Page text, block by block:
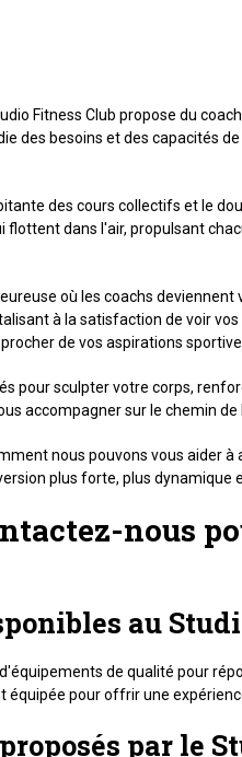
Fitness Club propose du
besoins et des capacités
des cours collectifs et le
dans l'air, propulsant
où les coachs
à la satisfaction de voir
de vos aspirations
pour sculpter votre corps,
accompagner sur le chemin de
nous pouvons vous aider
plus forte, plus dynamique
nous
au
de qualité pour
équipée pour offrir une
par le